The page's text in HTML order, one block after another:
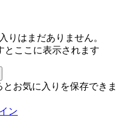
りはまだありません。
とここに表示されます
お気に入りを保存できま
ン